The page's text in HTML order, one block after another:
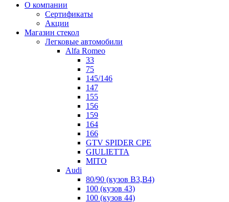
О компании
Сертификаты
Акции
Магазин стекол
Легковые автомобили
Alfa Romeo
33
75
145/146
147
155
156
159
164
166
GTV SPIDER CPE
GIULIETTA
MITO
Audi
80/90 (кузов B3,B4)
100 (кузов 43)
100 (кузов 44)